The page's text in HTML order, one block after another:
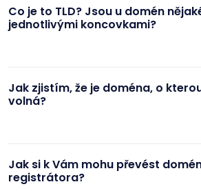
Co je to TLD? Jsou u domén
jednotlivými koncovkami?
Jak zjistím, že je doména, o
volná?
Jak si k Vám mohu převést
registrátora?